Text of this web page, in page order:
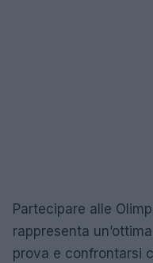
Partecipare alle
rappresenta
prova e confrontarsi